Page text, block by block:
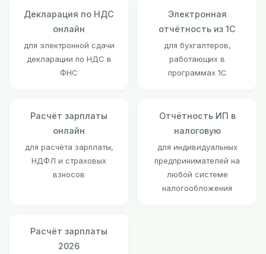
Декларация по НДС
онлайн
для электронной сдачи
декларации по НДС в
ФНС
Электронная
отчётность из 1С
для бухгалтеров,
работающих в
программах 1С
Расчёт зарплаты
онлайн
для расчёта зарплаты,
НДФЛ и страховых
взносов
Отчётность ИП в
налоговую
для индивидуальных
предпринимателей на
любой системе
налогообложения
Расчёт зарплаты
2026